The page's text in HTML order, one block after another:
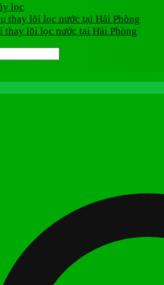
lọc
thay lõi lọc nước tại Hải Phòng
thay lõi lọc nước tại Hải Phòng